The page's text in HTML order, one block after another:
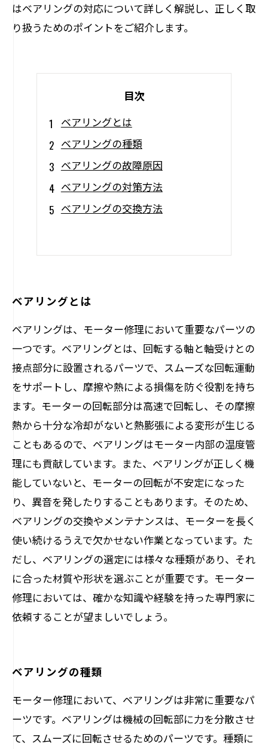
はベアリングの対応について詳しく解説し、正しく取
り扱うためのポイントをご紹介します。
目次
ベアリングとは
ベアリングの種類
ベアリングの故障原因
ベアリングの対策方法
ベアリングの交換方法
ベアリングとは
ベアリングは、モーター修理において重要なパーツの
一つです。ベアリングとは、回転する軸と軸受けとの
接点部分に設置されるパーツで、スムーズな回転運動
をサポートし、摩擦や熱による損傷を防ぐ役割を持ち
ます。モーターの回転部分は高速で回転し、その摩擦
熱から十分な冷却がないと熱膨張による変形が生じる
こともあるので、ベアリングはモーター内部の温度管
理にも貢献しています。また、ベアリングが正しく機
能していないと、モーターの回転が不安定になった
り、異音を発したりすることもあります。そのため、
ベアリングの交換やメンテナンスは、モーターを長く
使い続けるうえで欠かせない作業となっています。た
だし、ベアリングの選定には様々な種類があり、それ
に合った材質や形状を選ぶことが重要です。モーター
修理においては、確かな知識や経験を持った専門家に
依頼することが望ましいでしょう。
ベアリングの種類
モーター修理において、ベアリングは非常に重要なパ
ーツです。ベアリングは機械の回転部に力を分散させ
て、スムーズに回転させるためのパーツです。種類に